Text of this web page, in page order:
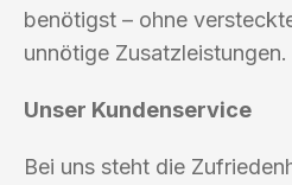
benötigst – ohne
unnötige Zusatzleistungen.
Unser Kundenservice
Bei uns steht die